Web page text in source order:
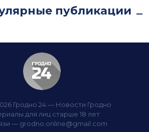
публикации
Гродно 24 — Новости Гродно
для лиц старше 18 лет
— grodno.online@gmail.com